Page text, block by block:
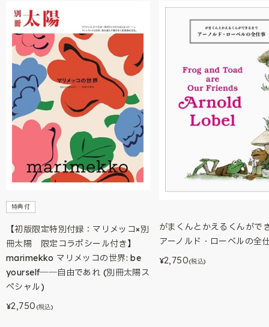
特典付
【初版限定特別付録：マリメッコ×別
冊太陽 限定コラボシール付き】
marimekko マリメッコの世界: be
yourself――自由であれ (別冊太陽ス
ペシャル)
¥2,750 (税込)
がまくんとかえるくんがで
アーノルド・ローベルの全
¥2,750(税込)